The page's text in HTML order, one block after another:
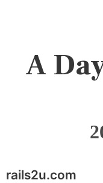
A
rails2u.com